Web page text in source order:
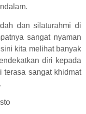
dan silaturahmi di
sangat nyaman
kita melihat banyak
diri kepada
terasa sangat khidmat